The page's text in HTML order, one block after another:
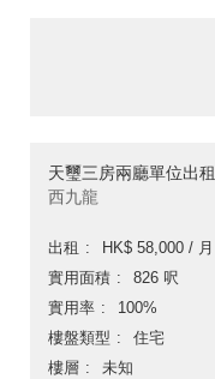
天璽三房兩廳單位出租
西九龍
出租
HK$ 58,000 / 月
實用面積
826 呎
實用率
100%
樓盤類型
住宅
樓層
未知